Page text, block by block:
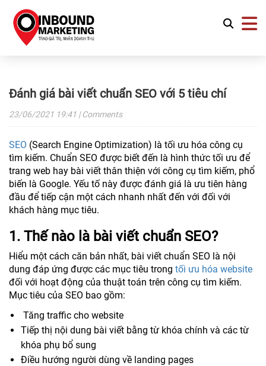
Đánh giá bài viết chuẩn SEO với 5 tiêu chí
23/06/2021 19:41 | Comments
SEO (Search Engine Optimization) là tối ưu hóa công cụ
tìm kiếm. Chuẩn SEO được biết đến là hình thức tối ưu để
trang web hay bài viết thân thiện với công cụ tìm kiếm, phổ
biến là Google. Yếu tố này được đánh giá là ưu tiên hàng
đầu để tiếp cận một cách nhanh nhất đến với đối với
khách hàng mục tiêu.
​1. Thế nào là bài viết chuẩn SEO?
Hiểu một cách căn bản nhất, bài viết chuẩn SEO là nội
dung đáp ứng được các mục tiêu trong tối ưu hóa website
đối với hoạt động của thuật toán trên công cụ tìm kiếm.
Mục tiêu của SEO bao gồm:
Tăng traffic cho website
Tiếp thị nội dung bài viết bằng từ khóa chính và các từ
khóa phụ bổ sung
Điều hướng người dùng về landing pages